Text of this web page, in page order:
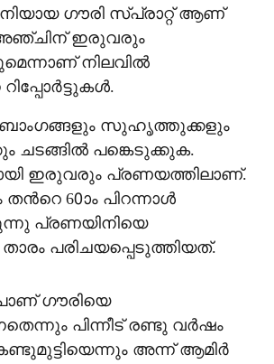
ഗൗരി സ്പ്രാറ്റ് ആണ്
ഇരുവരും
നിലവിൽ
സുഹൃത്തുക്കളും
ചടങ്ങിൽ പങ്കെടുക്കുക.
ഇരുവരും പ്രണയത്തിലാണ്.
60ാം പിറന്നാൾ
പ്രണയിനിയെ
പരിചയപ്പെടുത്തിയത്.
ഗൗരിയെ
പിന്നീട് രണ്ടു വർഷം
അന്ന് ആമിർ